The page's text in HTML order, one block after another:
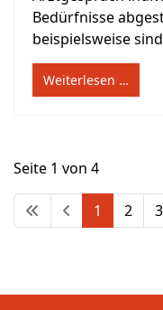
Bedürfnisse
beispielsweise
Weiterlesen …
Seite 1 von 4
1 2 3